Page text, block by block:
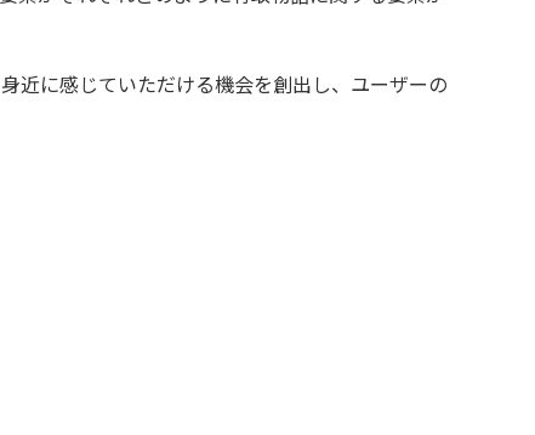
近に感じていただける機会を創出し、ユーザーの